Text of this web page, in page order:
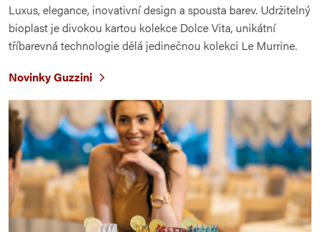
Luxus, elegance, inovativní design a spousta barev. Udržitelný
bioplast je divokou kartou kolekce Dolce Vita, unikátní
tříbarevná technologie dělá jedinečnou kolekci Le Murrine.
Novinky Guzzini